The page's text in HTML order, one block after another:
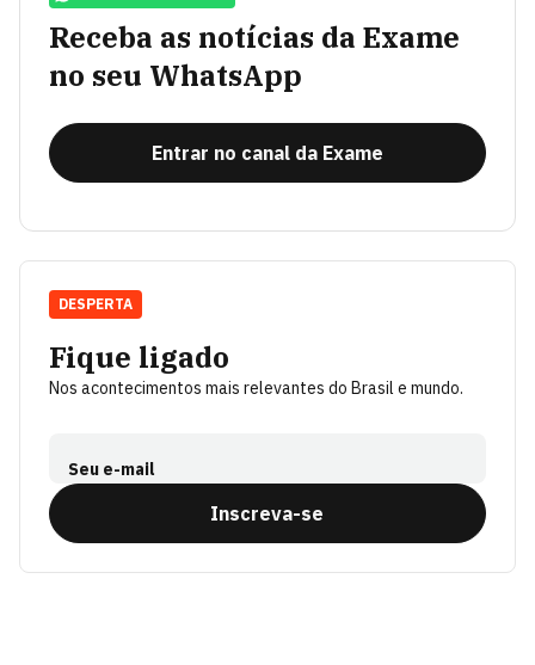
Receba as notícias da Exame
no seu WhatsApp
Entrar no canal da Exame
Fique ligado
Nos acontecimentos mais relevantes do Brasil e mundo.
Seu e-mail
Inscreva-se
DESPERTA